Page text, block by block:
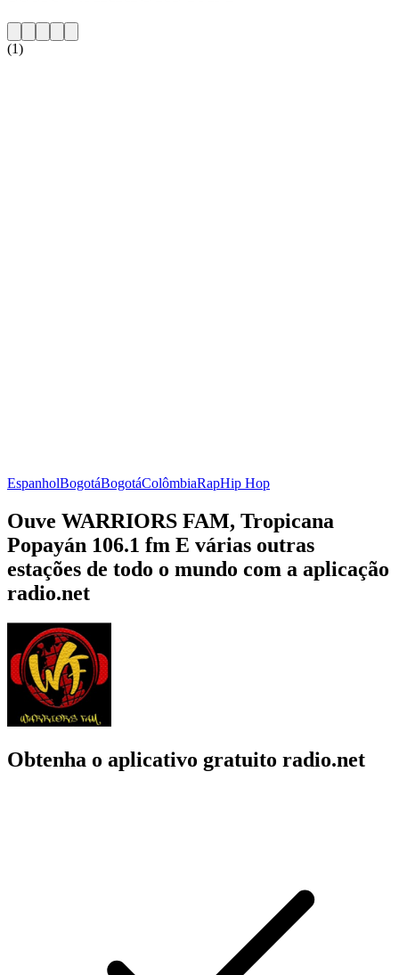
(1)
EspanholBogotáBogotáColômbiaRapHip Hop
Ouve WARRIORS FAM, Tropicana
Popayán 106.1 fm E várias outras
estações de todo o mundo com a aplicação
radio.net
Obtenha o aplicativo gratuito radio.net